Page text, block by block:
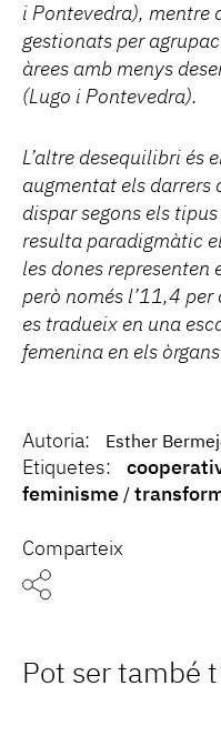
i Pontevedra), mentre
gestionats per
àrees amb menys
(Lugo i Pontevedra).
L’altre desequilibri és
augmentat els
dispar segons els
resulta paradigmàtic
les dones
però només l’11,4 per
es tradueix en una
femenina en els
Autoria: Esther
Etiquetes:
feminisme
Comparteix
Pot ser també